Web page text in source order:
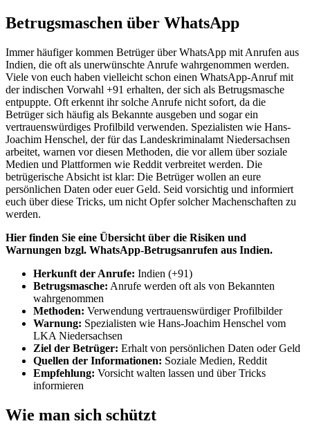
Betrugsmaschen über WhatsApp
Immer häufiger kommen Betrüger über WhatsApp mit Anrufen aus
Indien, die oft als unerwünschte Anrufe wahrgenommen werden.
Viele von euch haben vielleicht schon einen WhatsApp-Anruf mit
der indischen Vorwahl +91 erhalten, der sich als Betrugsmasche
entpuppte. Oft erkennt ihr solche Anrufe nicht sofort, da die
Betrüger sich häufig als Bekannte ausgeben und sogar ein
vertrauenswürdiges Profilbild verwenden. Spezialisten wie Hans-
Joachim Henschel, der für das Landeskriminalamt Niedersachsen
arbeitet, warnen vor diesen Methoden, die vor allem über soziale
Medien und Plattformen wie Reddit verbreitet werden. Die
betrügerische Absicht ist klar: Die Betrüger wollen an eure
persönlichen Daten oder euer Geld. Seid vorsichtig und informiert
euch über diese Tricks, um nicht Opfer solcher Machenschaften zu
werden.
Hier finden Sie eine Übersicht über die Risiken und
Warnungen bzgl. WhatsApp-Betrugsanrufen aus Indien.
Herkunft der Anrufe: Indien (+91)
Betrugsmasche: Anrufe werden oft als von Bekannten
wahrgenommen
Methoden: Verwendung vertrauenswürdiger Profilbilder
Warnung: Spezialisten wie Hans-Joachim Henschel vom
LKA Niedersachsen
Ziel der Betrüger: Erhalt von persönlichen Daten oder Geld
Quellen der Informationen: Soziale Medien, Reddit
Empfehlung: Vorsicht walten lassen und über Tricks
informieren
Wie man sich schützt